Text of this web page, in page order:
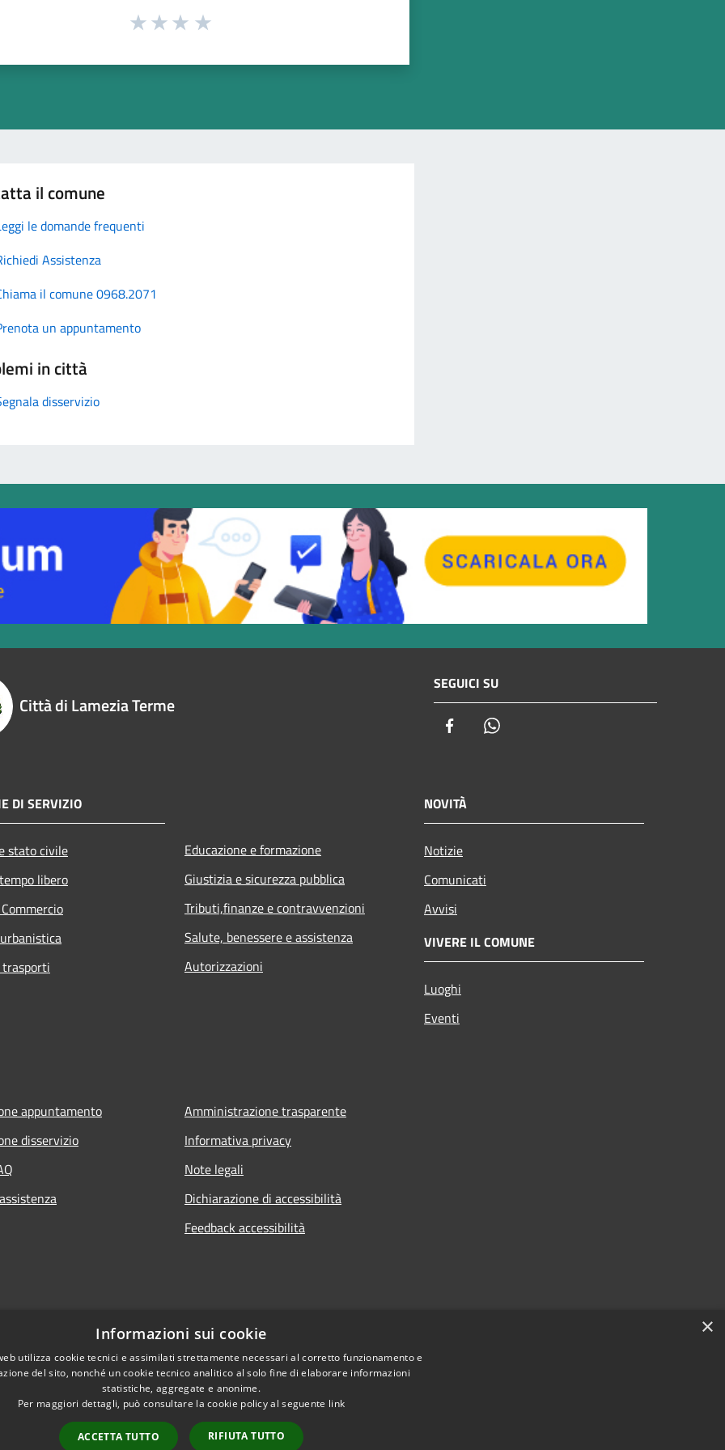
il comune
le domande frequenti
Assistenza
il comune 0968.2071
un appuntamento
in città
disservizio
Città di Lamezia Terme
SEGUICI SU
Facebook
DI SERVIZIO
stato civile
libero
Educazione e formazione
Giustizia e sicurezza pubblica
Tributi,finanze e contravvenzioni
Salute, benessere e assistenza
Autorizzazioni
NOVITÀ
Notizie
Comunicati
Avvisi
VIVERE IL COMUNE
Luoghi
Eventi
appuntamento
disservizio
Amministrazione trasparente
Informativa privacy
Note legali
Dichiarazione di accessibilità
Feedback accessibilità
×
Informazioni sui cookie
utilizza cookie tecnici e assimilati strettamente necessari al corretto funzionamento e
del sito, nonché un cookie tecnico analitico al solo fine di elaborare informazioni
statistiche, aggregate e anonime.
Per maggiori dettagli, può consultare la cookie policy al seguente link
ACCETTA TUTTO RIFIUTA TUTTO